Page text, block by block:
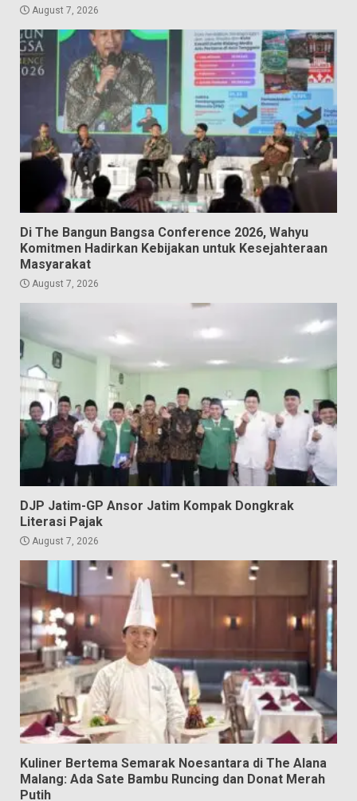
August 7, 2026
Di The Bangun Bangsa Conference 2026, Wahyu
Komitmen Hadirkan Kebijakan untuk Kesejahteraan
Masyarakat
August 7, 2026
DJP Jatim-GP Ansor Jatim Kompak Dongkrak
Literasi Pajak
August 7, 2026
Kuliner Bertema Semarak Noesantara di The Alana
Malang: Ada Sate Bambu Runcing dan Donat Merah
Putih